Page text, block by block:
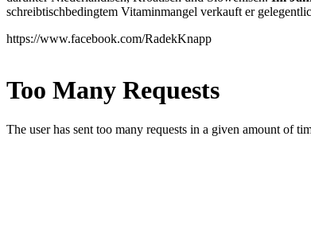
schreibtischbedingtem Vitaminmangel verkauft er
https://www.facebook.com/RadekKnapp